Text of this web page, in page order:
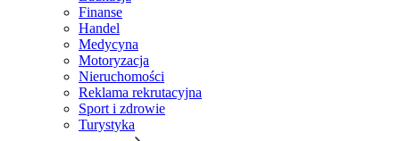
Finanse
Handel
Medycyna
Motoryzacja
Nieruchomości
Reklama rekrutacyjna
Sport i zdrowie
Turystyka